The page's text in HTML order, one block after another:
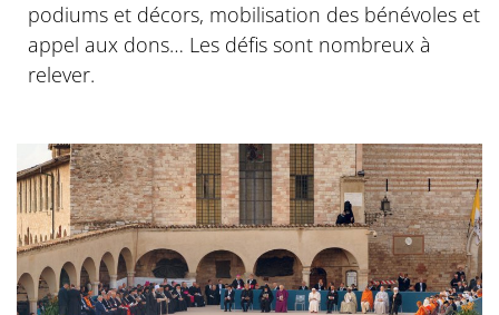
podiums et décors, mobilisation des bénévoles et
appel aux dons… Les défis sont nombreux à
relever.